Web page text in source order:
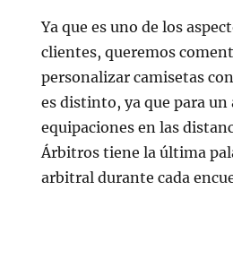
Ya que es uno de los
clientes, queremos
personalizar camisetas
es distinto, ya que para
equipaciones en las
Árbitros tiene la última
arbitral durante cada